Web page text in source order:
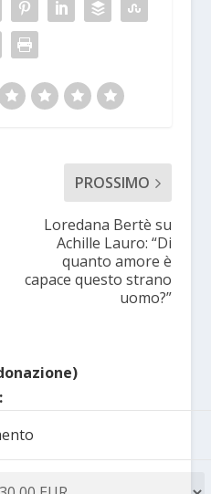
PROSSIMO
Loredana Bertè su
Achille Lauro: “Di
quanto amore è
capace questo strano
uomo?”